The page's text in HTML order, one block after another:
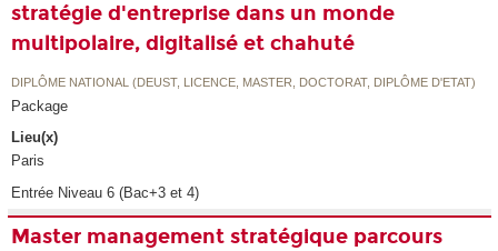
stratégie d'entreprise dans un monde
multipolaire, digitalisé et chahuté
DIPLÔME NATIONAL (DEUST, LICENCE, MASTER, DOCTORAT, DIPLÔME D'ETAT)
Package
Lieu(x)
Paris
Entrée Niveau 6 (Bac+3 et 4)
Master management stratégique parcours